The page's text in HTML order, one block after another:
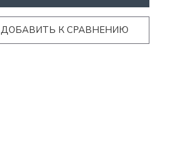
ДОБАВИТЬ К СРАВНЕНИЮ